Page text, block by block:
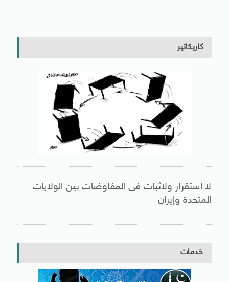
كاريكاتير
لا استقرار ولاثبات فى المفاوضات بين الولايات
المتحدة وإيران
خدمات